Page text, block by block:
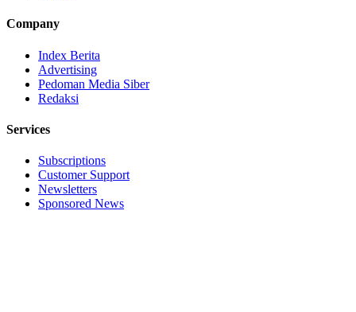
Company
Index Berita
Advertising
Pedoman Media Siber
Redaksi
Services
Subscriptions
Customer Support
Newsletters
Sponsored News